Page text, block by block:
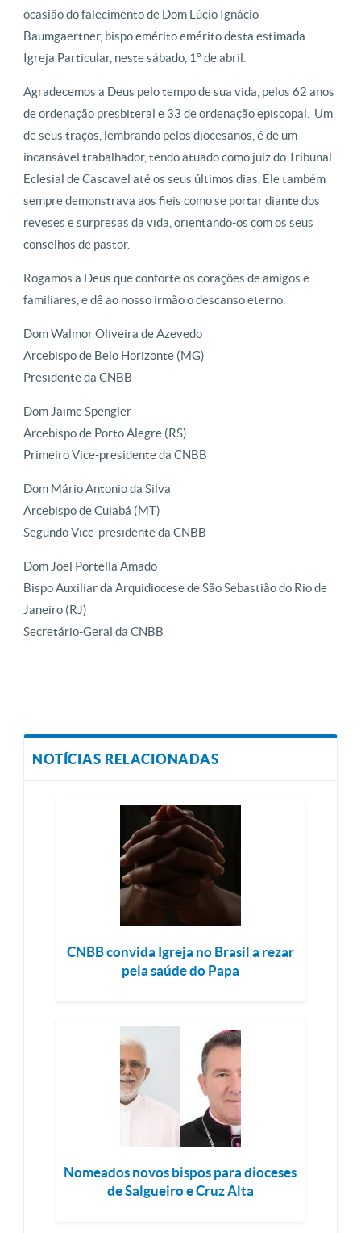
ocasião do falecimento de Dom Lúcio Ignácio
Baumgaertner, bispo emérito emérito desta estimada
Igreja Particular, neste sábado, 1º de abril.
Agradecemos a Deus pelo tempo de sua vida, pelos 62 anos
de ordenação presbiteral e 33 de ordenação episcopal. Um
de seus traços, lembrando pelos diocesanos, é de um
incansável trabalhador, tendo atuado como juiz do Tribunal
Eclesial de Cascavel até os seus últimos dias. Ele também
sempre demonstrava aos fieis como se portar diante dos
reveses e surpresas da vida, orientando-os com os seus
conselhos de pastor.
Rogamos a Deus que conforte os corações de amigos e
familiares, e dê ao nosso irmão o descanso eterno.
Dom Walmor Oliveira de Azevedo
Arcebispo de Belo Horizonte (MG)
Presidente da CNBB
Dom Jaime Spengler
Arcebispo de Porto Alegre (RS)
Primeiro Vice-presidente da CNBB
Dom Mário Antonio da Silva
Arcebispo de Cuiabá (MT)
Segundo Vice-presidente da CNBB
Dom Joel Portella Amado
Bispo Auxiliar da Arquidiocese de São Sebastião do Rio de
Janeiro (RJ)
Secretário-Geral da CNBB
NOTÍCIAS RELACIONADAS
CNBB convida Igreja no Brasil a rezar
pela saúde do Papa
Nomeados novos bispos para dioceses
de Salgueiro e Cruz Alta